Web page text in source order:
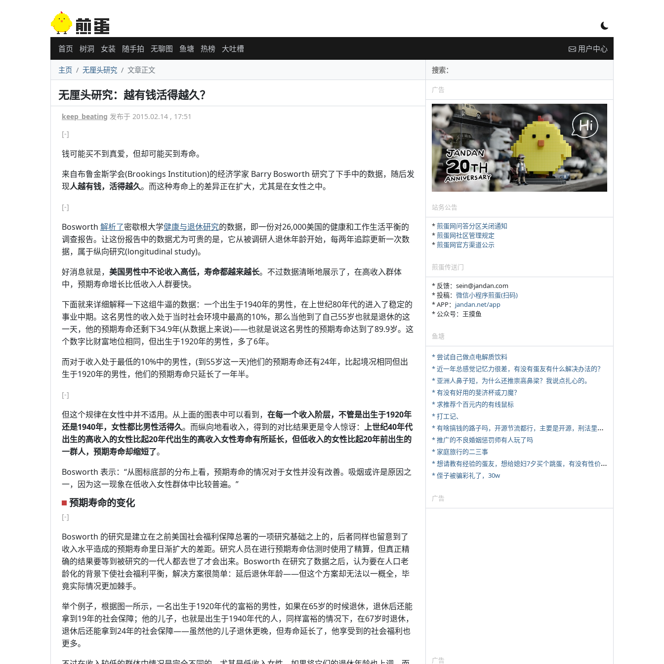
首页 树洞 女装 随手拍 无聊图 鱼塘 热榜 大吐槽 用户中心
主页 无厘头研究 文章正文
无厘头研究：越有钱活得越久？
keep_beating 发布于 2015.02.14 , 17:51
[-]
钱可能买不到真爱，但却可能买到寿命。
来自布鲁金斯学会(Brookings Institution)的经济学家 Barry Bosworth 研究了下手中的数据，随后发
现人越有钱，活得越久。而这种寿命上的差异正在扩大，尤其是在女性之中。
[-]
Bosworth 解析了密歇根大学健康与退休研究的数据，即一份对26,000美国的健康和工作生活平衡的
调查报告。让这份报告中的数据尤为可贵的是，它从被调研人退休年龄开始，每两年追踪更新一次数
据，属于纵向研究(longitudinal study)。
好消息就是， 美国男性中不论收入高低，寿命都越来越长。不过数据清晰地展示了，在高收入群体
中，预期寿命增长比低收入人群要快。
下面就来详细解释一下这组牛逼的数据：一个出生于1940年的男性，在上世纪80年代的进入了稳定的
事业中期。这名男性的收入处于当时社会环境中最高的10%，那么当他到了自己55岁也就是退休的这
一天，他的预期寿命还剩下34.9年(从数据上来说)——也就是说这名男性的预期寿命达到了89.9岁。这
个数字比财富地位相同，但出生于1920年的男性，多了6年。
而对于收入处于最低的10%中的男性，(到55岁这一天)他们的预期寿命还有24年，比起境况相同但出
生于1920年的男性，他们的预期寿命只延长了一年半。
[-]
但这个规律在女性中并不适用。从上面的图表中可以看到， 在每一个收入阶层，不管是出生于1920年
还是1940年，女性都比男性活得久。而纵向地看收入，得到的对比结果更是令人惊讶： 上世纪40年代
出生的高收入的女性比起20年代出生的高收入女性寿命有所延长，但低收入的女性比起20年前出生的
一群人，预期寿命却缩短了。
Bosworth 表示：“从图标底部的分布上看，预期寿命的情况对于女性并没有改善。吸烟或许是原因之
一，因为这一现象在低收入女性群体中比较普遍。”
预期寿命的变化
[-]
Bosworth 的研究是建立在之前美国社会福利保障总署的一项研究基础之上的，后者同样也留意到了
收入水平造成的预期寿命里日渐扩大的差距。研究人员在进行预期寿命估测时使用了精算，但真正精
确的结果要等到被研究的一代人都去世了才会出来。Bosworth 在研究了数据之后，认为要在人口老
龄化的背景下使社会福利平衡，解决方案很简单：延后退休年龄——但这个方案却无法以一概全，毕
竟实际情况更加棘手。
举个例子，根据图一所示，一名出生于1920年代的富裕的男性，如果在65岁的时候退休，退休后还能
拿到19年的社会保障；他的儿子，也就是出生于1940年代的人，同样富裕的情况下，在67岁时退休，
退休后还能拿到24年的社会保障——虽然他的儿子退休更晚，但寿命延长了，他享受到的社会福利也
更多。
广告
站务公告
*煎蛋网问答分区关闭通知
*煎蛋网社区管理规定
*煎蛋网官方渠道公示
煎蛋传送门
* 反馈：sein@jandan.com
* 投稿： 微信小程序煎蛋(扫码)
* APP： jandan.net/app
* 公众号：王摸鱼
鱼塘
* 尝试自己做点电解质饮料
* 近一年总感觉记忆力很差，有没有蛋友有什么解决办法的？
* 亚洲人鼻子短，为什么还推崇高鼻梁？我说点扎心的。
* 有没有好用的斐济杯或刀魔？
* 求推荐个百元内的有线鼠标
* 打工记、
*
有啥搞钱的路子吗，开源节流都行，主要是开源，刑法里的咱不做
* 推广的不良婚姻惩罚师有人玩了吗
* 家庭旅行的二三事
*
想请教有经验的蛋友，想给媳妇7夕买个跳蛋，有没有性价比高的推荐
* 侄子被骗彩礼了，30w
广告
广告